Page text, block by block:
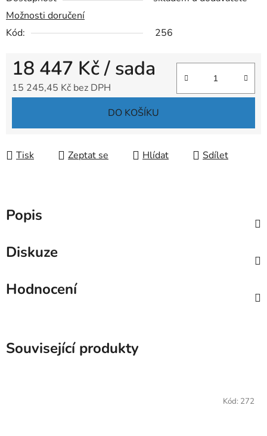
Možnosti doručení
Kód:
256
18 447 Kč/ sada
15 245,45 Kč bez DPH
DO KOŠÍKU
Tisk Zeptat se Hlídat Sdílet
Popis
Diskuze
Hodnocení
Související produkty
Kód: 272